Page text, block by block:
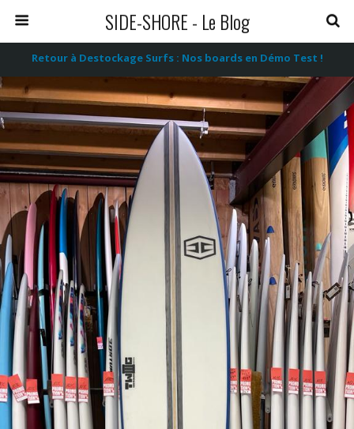
SIDE-SHORE - Le Blog
Retour à Destockage Surfs : Nos boards en Démo Test !